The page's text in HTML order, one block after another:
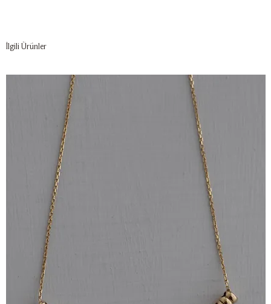
İlgili Ürünler